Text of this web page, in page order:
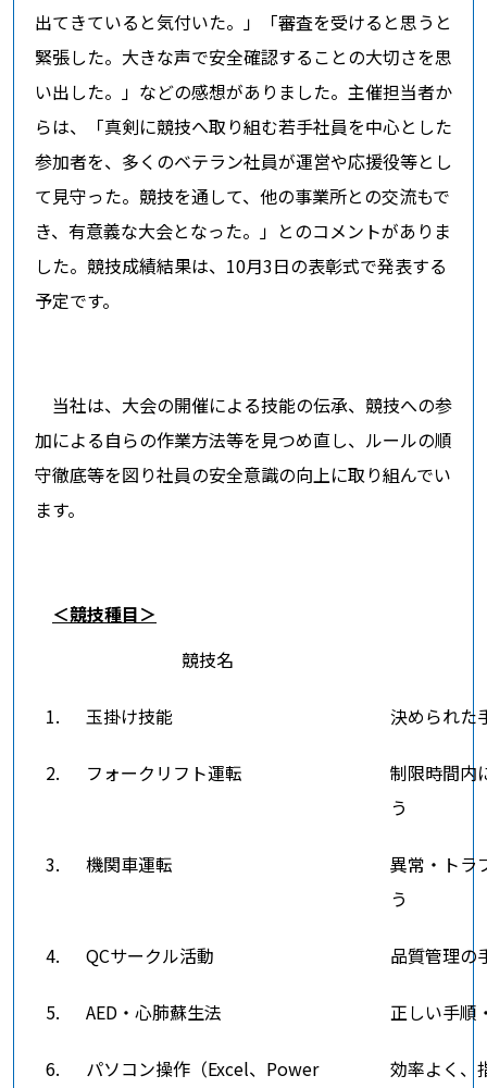
出てきていると気付いた。」「審査を受けると思うと
緊張した。大きな声で安全確認することの大切さを思
い出した。」などの感想がありました。主催担当者か
らは、「真剣に競技へ取り組む若手社員を中心とした
参加者を、多くのベテラン社員が運営や応援役等とし
て見守った。競技を通して、他の事業所との交流もで
き、有意義な大会となった。」とのコメントがありま
した。競技成績結果は、10月3日の表彰式で発表する
予定です。
当社は、大会の開催による技能の伝承、競技への参
加による自らの作業方法等を見つめ直し、ルールの順
守徹底等を図り社員の安全意識の向上に取り組んでい
ます。
＜競技種目＞
競技名
1. 玉掛け技能 決められた
2. フォークリフト運転
制限時間内
う
3. 機関車運転
異常・トラ
う
4. QCサークル活動 品質管理の
5. AED・心肺蘇生法 正しい手順
6. パソコン操作（Excel、Power
効率よく、